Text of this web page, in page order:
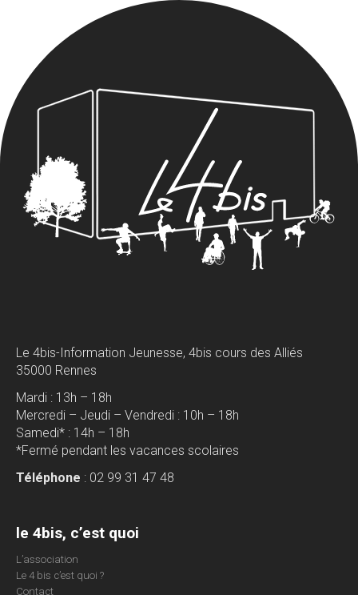
Le 4bis-Information Jeunesse, 4bis cours des Alliés
35000 Rennes
Mardi : 13h – 18h
Mercredi – Jeudi – Vendredi : 10h – 18h
Samedi* : 14h – 18h
*Fermé pendant les vacances scolaires
Téléphone : 02 99 31 47 48
le 4bis, c’est quoi
L’association
Le 4 bis c’est quoi ?
Contact